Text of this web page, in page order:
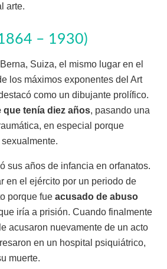
arte.
– 1930)
Suiza, el mismo lugar en el
los máximos exponentes del Art
como un dibujante prolífico.
que tenía diez años, pasando una
en especial porque
sus años de infancia en orfanatos.
en el ejército por un periodo de
porque fue acusado de abuso
iría a prisión. Cuando finalmente
acusaron nuevamente de un acto
en un hospital psiquiátrico,
muerte.